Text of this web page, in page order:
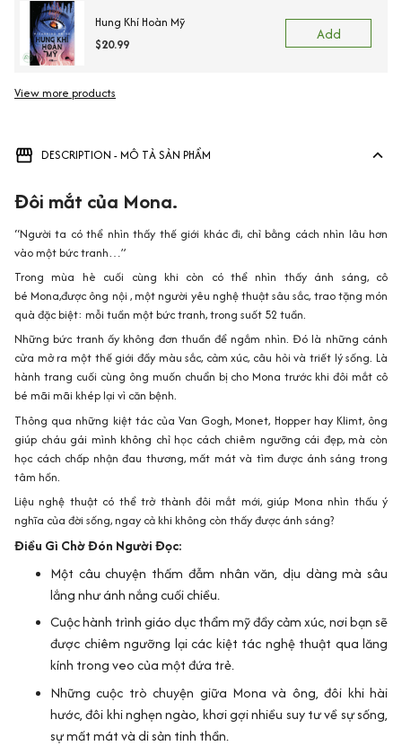
Hung Khí Hoàn Mỹ
$20.99
Add
View more products
DESCRIPTION - MÔ TẢ SẢN PHẨM
Đôi mắt của Mona.
“Người ta có thể nhìn thấy thế giới khác đi, chỉ bằng cách nhìn lâu hơn
vào một bức tranh…”
Trong mùa hè cuối cùng khi còn có thể nhìn thấy ánh sáng, cô
béMona,được ông nội , một người yêu nghệ thuật sâu sắc, trao tặng món
quà đặc biệt: mỗi tuần một bức tranh, trong suốt 52 tuần.
Những bức tranh ấy không đơn thuần để ngắm nhìn. Đó là những cánh
cửa mở ra một thế giới đầy màu sắc, cảm xúc, câu hỏi và triết lý sống. Là
hành trang cuối cùng ông muốn chuẩn bị cho Mona trước khi đôi mắt cô
bé mãi mãi khép lại vì căn bệnh.
Thông qua những kiệt tác của Van Gogh, Monet, Hopper hay Klimt, ông
giúp cháu gái mình không chỉ học cách chiêm ngưỡng cái đẹp, mà còn
học cách chấp nhận đau thương, mất mát và tìm được ánh sáng trong
tâm hồn.
Liệu nghệ thuật có thể trở thành đôi mắt mới, giúp Mona nhìn thấu ý
nghĩa của đời sống, ngay cả khi không còn thấy được ánh sáng?
Điều Gì Chờ Đón Người Đọc:
Một câu chuyện thấm đẫm nhân văn, dịu dàng mà sâu
lắng như ánh nắng cuối chiều.
Cuộc hành trình giáo dục thẩm mỹ đầy cảm xúc, nơi bạn sẽ
được chiêm ngưỡng lại các kiệt tác nghệ thuật qua lăng
kính trong veo của một đứa trẻ.
Những cuộc trò chuyện giữa Mona và ông, đôi khi hài
hước, đôi khi nghẹn ngào, khơi gợi nhiều suy tư về sự sống,
sự mất mát và di sản tinh thần.